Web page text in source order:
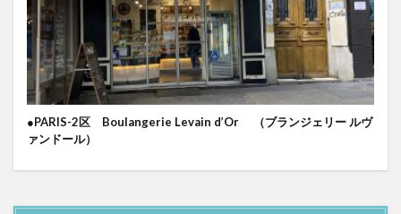
●PARIS-2区 Boulangerie Levain d’Or （ブランジェリー ルヴ
ァンドール）